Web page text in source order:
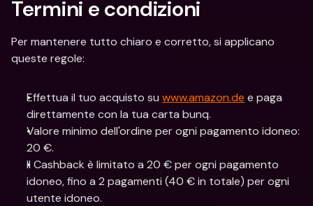
Termini e condizioni
Per mantenere tutto chiaro e corretto, si applicano
queste regole:
Effettua il tuo acquisto su www.amazon.de e paga
direttamente con la tua carta bunq.
Valore minimo dell'ordine per ogni pagamento idoneo:
20 €.
Il Cashback è limitato a 20 € per ogni pagamento
idoneo, fino a 2 pagamenti (40 € in totale) per ogni
utente idoneo.